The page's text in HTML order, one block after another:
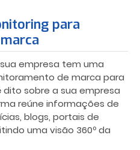
para
empresa tem uma
de marca para
sobre a sua empresa
reúne informações de
blogs, portais de
uma visão 360º da